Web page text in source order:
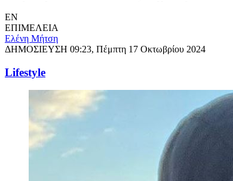
EN
ΕΠΙΜΕΛΕΙΑ
Eλένη Μήτση
ΔΗΜΟΣΙΕΥΣΗ 09:23, Πέμπτη 17 Οκτωβρίου 2024
Lifestyle